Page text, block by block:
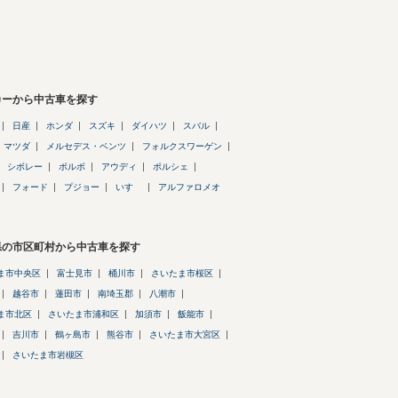
ーから中古車を探す
日産 ホンダ スズキ ダイハツ スバル
マツダ メルセデス・ベンツ フォルクスワーゲン
シボレー ボルボ アウディ ポルシェ
フォード プジョー いすゞ アルファロメオ
市区町村から中古車を探す
市中央区 富士見市 桶川市 さいたま市桜区
越谷市 蓮田市 南埼玉郡 八潮市
市北区 さいたま市浦和区 加須市 飯能市
吉川市 鶴ヶ島市 熊谷市 さいたま市大宮区
さいたま市岩槻区